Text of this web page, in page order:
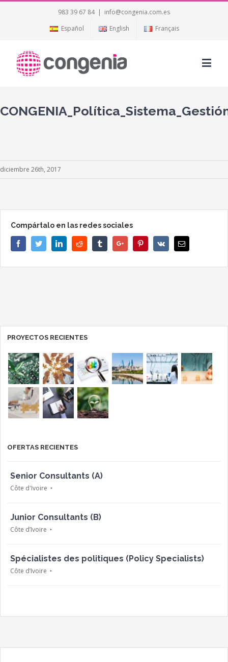
983 39 67 84 | info@congenia.com.es
Español
English Français
diciembre 26th, 2017
Compártalo en las redes sociales
FacebookTwitterLinkedinReddit TumblrGoogle+ PinterestVk Email
PROYECTOS RECIENTES
OFERTAS RECIENTES
Senior Consultants (A)
Côte d'Ivoire
Junior Consultants (B)
Côte d’Ivoire
Spécialistes des politiques (Policy Specialists)
Côte d’Ivoire